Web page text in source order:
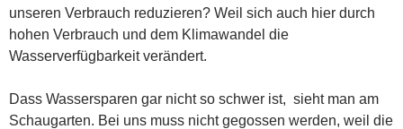
unseren Verbrauch reduzieren? Weil sich auch hier durch
hohen Verbrauch und dem Klimawandel die
Wasserverfügbarkeit verändert.
Dass Wassersparen gar nicht so schwer ist, sieht man am
Schaugarten. Bei uns muss nicht gegossen werden, weil die